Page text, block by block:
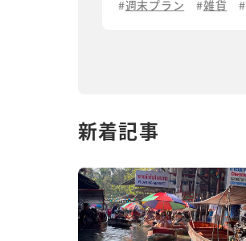
週末プラン
雑貨
新着記事